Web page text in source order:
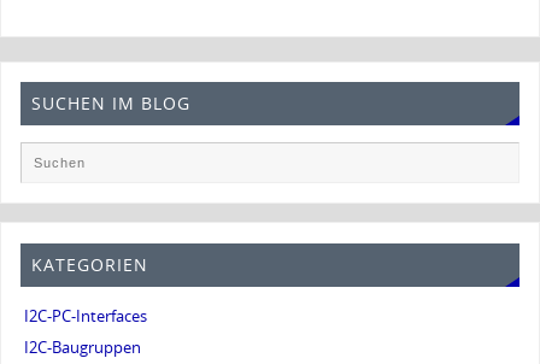
SUCHEN IM BLOG
KATEGORIEN
I2C-PC-Interfaces
I2C-Baugruppen